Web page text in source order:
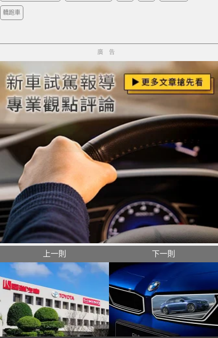
轎跑車
廣告
上一則 下一則